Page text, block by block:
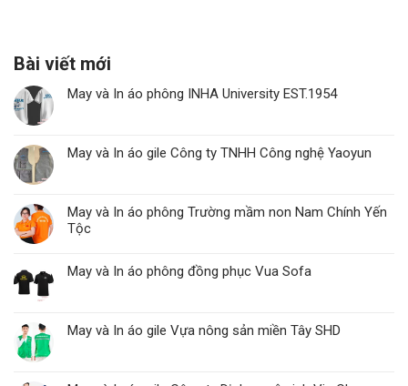
Bài viết mới
May và In áo phông INHA University EST.1954
May và In áo gile Công ty TNHH Công nghệ Yaoyun
May và In áo phông Trường mầm non Nam Chính Yến
Tộc
May và In áo phông đồng phục Vua Sofa
May và In áo gile Vựa nông sản miền Tây SHD